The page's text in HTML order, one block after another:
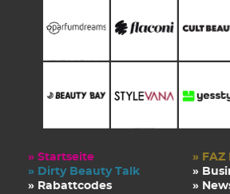
» Startseite
» Dirty Beauty Talk
» Rabattcodes
» FAZ
»
»